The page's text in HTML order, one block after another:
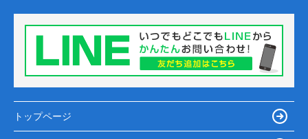
トップページ